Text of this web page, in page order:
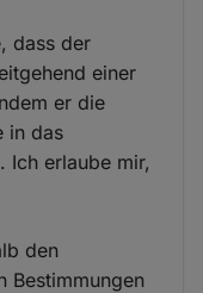
dass der
einer
er die
in das
Ich erlaube mir,
den
Bestimmungen